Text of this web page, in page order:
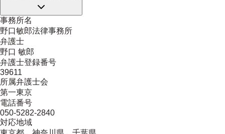
事務所名
野口敏郎法律事務所
弁護士
野口 敏郎
弁護士登録番号
39611
所属弁護士会
第一東京
電話番号
050-5282-2840
対応地域